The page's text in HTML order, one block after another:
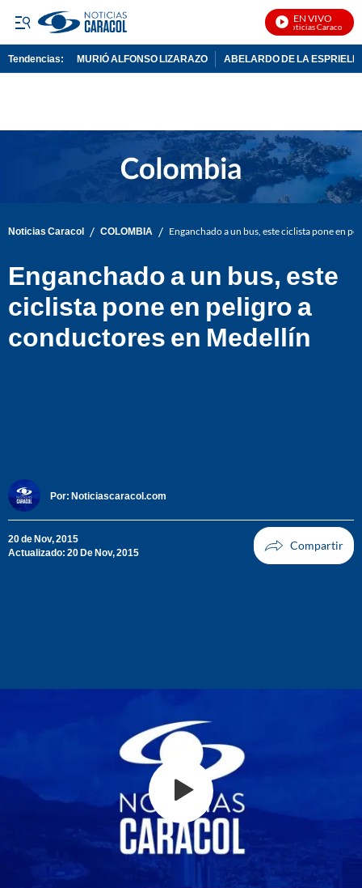
EN VIVO
Noticias Caracol En
Tendencias: MURIÓ ALFONSO LIZARAZO ABELARDO DE LA
Noticias Caracol / COLOMBIA / Enganchado a un bus, este ciclista pone en
Enganchado a un bus, este
ciclista pone en peligro a
conductores en Medellín
Por: Noticiascaracol.com
20 de Nov, 2015
Actualizado: 20 De Nov, 2015